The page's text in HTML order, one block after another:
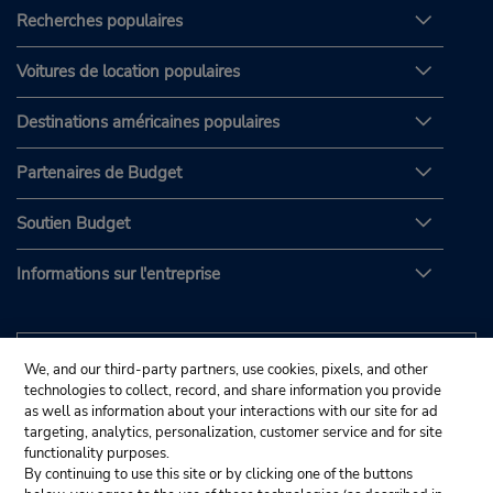
Recherches populaires
Voitures de location populaires
Destinations américaines populaires
Partenaires de Budget
Soutien Budget
Informations sur l'entreprise
We, and our third-party partners, use cookies, pixels, and other
technologies to collect, record, and share information you provide
as well as information about your interactions with our site for ad
targeting, analytics, personalization, customer service and for site
functionality purposes.
By continuing to use this site or by clicking one of the buttons